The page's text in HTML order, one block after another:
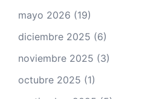
mayo 2026 (19)
diciembre 2025 (6)
noviembre 2025 (3)
octubre 2025 (1)